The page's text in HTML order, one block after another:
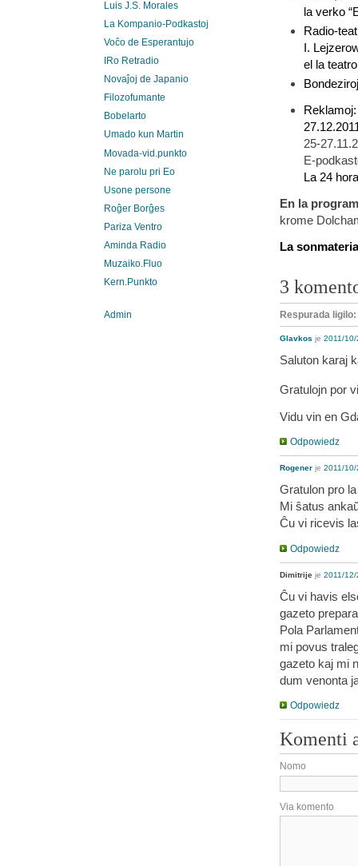
la verko
Radio-
I.
el la
Reklamoj:
25-
E-
La 24
En la
krome
La
3
Respurada ligilo:
Glavkos je 2011/
Saluton karaj
Gratulojn por
Vidu vin en
Odpowiedz
Rogener je 2011/
Gratulon pro
Mi ŝatus
Ĉu vi ricevis
Odpowiedz
Dimitrije je 2011/
Ĉu vi havis
gazeto
Pola
mi povus
gazeto kaj mi
dum venonta
Odpowiedz
Komenti
Nomo
Via komento
Luis J.S. Morales
La Kompanio-Podkastoj
Voĉo de Esperantujo
IRo Retradio
Novaĵoj de Japanio
Filozofumante
Bobelarto
Umado kun Martin
Movada-vid.punkto
Ne parolu pri Eo
Usone persone
Roĝer Borĝes
Pariza Ventro
Aminda Radio
Muzaiko.Fluo
Kern.Punkto
Admin